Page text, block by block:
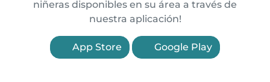
niñeras disponibles en su área a través de
nuestra aplicación!
App Store Google Play